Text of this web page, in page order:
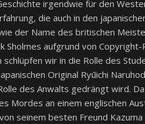
irgendwie für den
die auch in den
der Name des britischen
Sholmes aufgrund von
schlüpfen wir in die Rolle des
Original Ryūichi
des Anwalts gedrängt wird.
Mordes an einem englischen
seinem besten Freund